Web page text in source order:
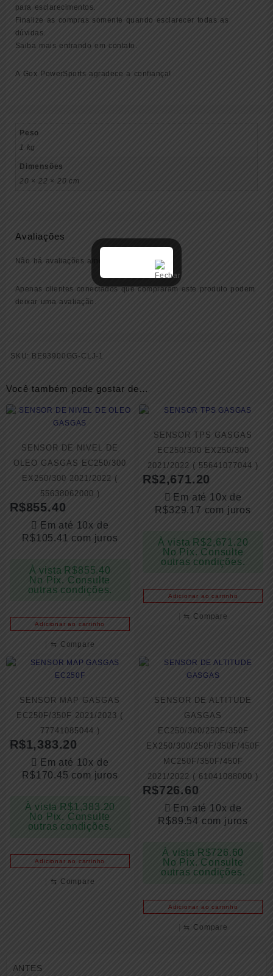
para esclarecimentos.
Finalize as compras somente quando esclarecer todas as
dúvidas.
Saiba mais entrando em contato.
A Gox PowerSports agradece a confiança!
Peso
1 kg
Dimensões
20 × 22 × 20 cm
Avaliações
Não há avaliações ainda.
Apenas clientes conectados que compraram este produto podem
deixar uma avaliação.
SKU: BE93900GG-CLJ-1
Você também pode gostar de…
SENSOR DE NIVEL DE
OLEO GASGAS EC250/300
EX250/300 2021/2022 (
55638062000 )
R$855.40
Em até 10x de
R$105.41 com juros
À vista R$855.40
No Pix. Consulte
outras condições.
Adicionar ao carrinho
⇆ Compare
SENSOR TPS GASGAS
EC250/300 EX250/300
2021/2022 ( 55641077044 )
R$2,671.20
Em até 10x de
R$329.17 com juros
À vista R$2,671.20
No Pix. Consulte
outras condições.
Adicionar ao carrinho
⇆ Compare
SENSOR MAP GASGAS
EC250F/350F 2021/2023 (
77741085044 )
R$1,383.20
Em até 10x de
R$170.45 com juros
À vista R$1,383.20
No Pix. Consulte
outras condições.
Adicionar ao carrinho
⇆ Compare
SENSOR DE ALTITUDE
GASGAS
EC250/300/250F/350F
EX250/300/250F/350F/450F
MC250F/350F/450F
2021/2022 ( 61041088000 )
R$726.60
Em até 10x de
R$89.54 com juros
À vista R$726.60
No Pix. Consulte
outras condições.
Adicionar ao carrinho
⇆ Compare
ANTES